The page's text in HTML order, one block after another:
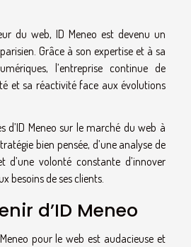
du web, ID Meneo est devenu un
Grâce à son expertise et à sa
l’entreprise continue de
et sa réactivité face aux évolutions
d’ID Meneo sur le marché du web à
bien pensée, d’une analyse de
d’une volonté constante d’innover
besoins de ses clients.
d’ID Meneo
pour le web est audacieuse et